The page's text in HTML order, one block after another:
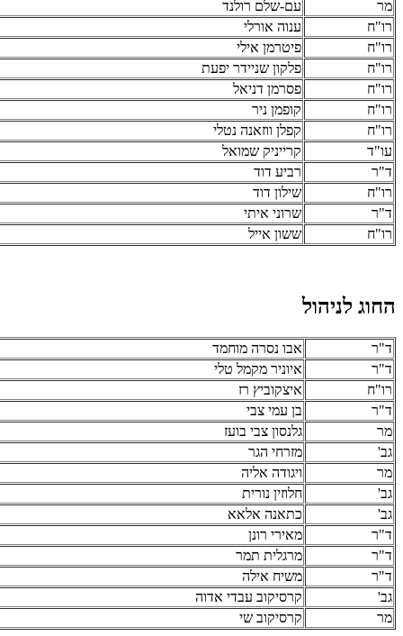
מר
עם-שלם רולנד
רו"ח
ענוה אורלי
רו"ח
פיטרמן אילי
רו"ח
פלקון שניידר יפעת
רו"ח
פסרמן דניאל
רו"ח
קופמן ניר
רו"ח
קפלן ווזאנה נטלי
עו"ד
קרייניק שמואל
ד"ר
רביע דוד
רו"ח
שילון דוד
ד"ר
שרוני איתי
רו"ח
ששון אייל
החוג לניהול
ד"ר
אבו נסרה מוחמד
ד"ר
איוניר מקמל טלי
רו"ח
איצקוביץ רז
ד"ר
בן עמי צבי
מר
גלנסון צבי בועז
גב'
מזרחי הגר
מר
ויגודה אליה
גב'
חלוזין נורית
גב'
כתאנה אלאא
ד"ר
מאירי רונן
ד"ר
מרגלית תמר
ד"ר
משיח אילה
גב'
קרסיקוב עבדי אדוה
מר
קרסיקוב שי